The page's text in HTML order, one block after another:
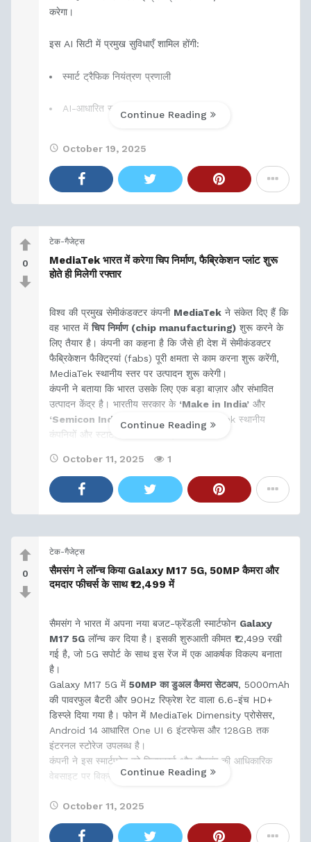
करेगा।
इस AI सिटी में प्रमुख सुविधाएँ शामिल होंगी:
स्मार्ट ट्रैफिक नियंत्रण प्रणाली
AI-आधारित सार्वजनिक सेवाएँ
डेटा एनालिटिक्स सेंटर और डिजिटल प्लेटफ़ॉर्म
साथ ही, इस पहल से राज्य मेंआईटी, डेटा साइंस और टेक्नोलॉजी
Continue Reading
October 19, 2025
0
टेक-गैजेट्स
MediaTek भारत में करेगा चिप निर्माण, फैब्रिकेशन प्लांट शुरू
होते ही मिलेगी रफ्तार
विश्व की प्रमुख सेमीकंडक्टर कंपनी MediaTek ने संकेत दिए हैं कि
वह भारत मेंचिप निर्माण (chip manufacturing) शुरू करने के
लिए तैयार है। कंपनी का कहना है कि जैसे ही देश में सेमीकंडक्टर
फैब्रिकेशन फैक्ट्रियां (fabs) पूरी क्षमता से काम करना शुरू करेंगी,
MediaTek स्थानीय स्तर पर उत्पादन शुरू करेगी।
कंपनी ने बताया कि भारत उसके लिए एक बड़ा बाज़ार और संभावित
उत्पादन केंद्र है। भारतीय सरकार के ‘Make in India’ और
‘Semicon India’कार्यक्रमों के तहत, MediaTek स्थानीय
कंपनियों और स्टार्टअप्स के साथ साझेदारी
Continue Reading
October 11, 2025 1
0
टेक-गैजेट्स
सैमसंग ने लॉन्च किया Galaxy M17 5G, 50MP कैमरा और
दमदार फीचर्स के साथ ₹12,499 में
सैमसंग ने भारत में अपना नया बजट-फ्रेंडली स्मार्टफोन Galaxy
M17 5G लॉन्च कर दिया है। इसकी शुरुआती कीमत ₹12,499 रखी
गई है, जो 5G सपोर्ट के साथ इस रेंज में एक आकर्षक विकल्प बनाता
है।
Galaxy M17 5G में 50MP का डुअल कैमरा सेटअप, 5000mAh
की पावरफुल बैटरी और 90Hz रिफ्रेश रेट वाला 6.6-इंच HD+
डिस्प्ले दिया गया है। फोन में MediaTek Dimensity प्रोसेसर,
Android 14 आधारित One UI 6 इंटरफेस और 128GB तक
इंटरनल स्टोरेज उपलब्ध है।
कंपनी ने इस स्मार्टफोन को फ्लिपकार्ट और सैमसंग की आधिकारिक
वेबसाइट पर बिक्री के लिएContinue Reading
October 11, 2025